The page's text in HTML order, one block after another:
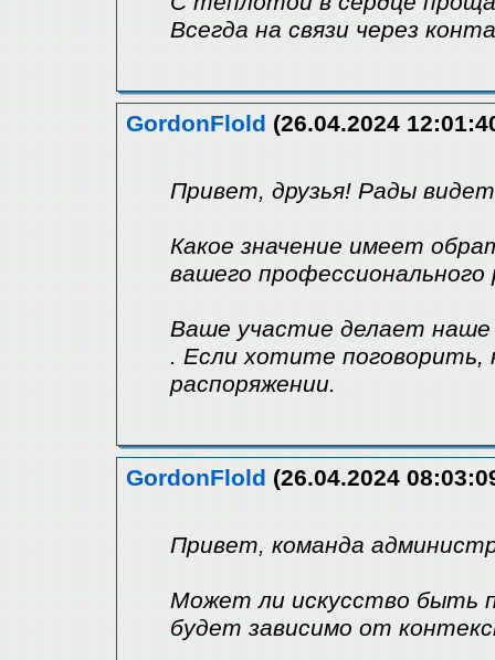
Всегда на связи через
GordonFlold (26.04.2024
Привет, друзья! Рады
Какое значение имеет
вашего
Ваше участие делает
. Если хотите
распоряжении.
GordonFlold (26.04.2024
Привет, команда
Может ли искусство быть
будет зависимо от